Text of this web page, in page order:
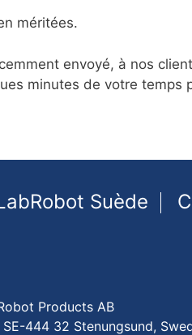
méritées.
envoyé, à nos
minutes de votre
Suède
Products AB
444 32 Stenungsund,